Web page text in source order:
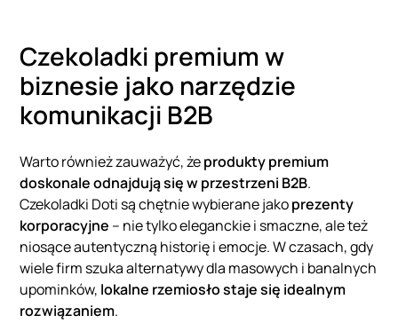
Czekoladki premium w
biznesie jako narzędzie
komunikacji B2B
Warto również zauważyć, żeprodukty premium
doskonale odnajdują się w przestrzeni B2B.
Czekoladki Doti są chętnie wybierane jakoprezenty
korporacyjne – nie tylko eleganckie i smaczne, ale też
niosące autentyczną historię i emocje. W czasach, gdy
wiele firm szuka alternatywy dla masowych i banalnych
upominków, lokalne rzemiosło staje się idealnym
rozwiązaniem.